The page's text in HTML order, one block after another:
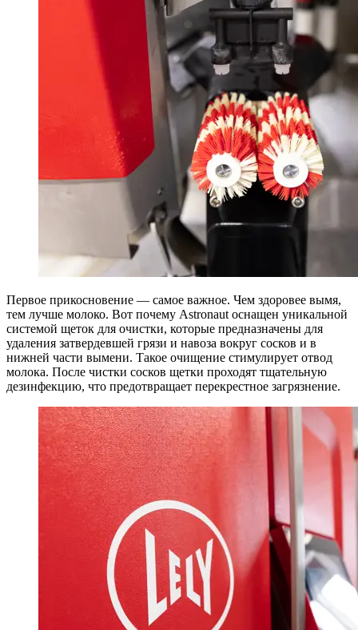
Первое прикосновение — самое важное. Чем здоровее вымя,
тем лучше молоко. Вот почему Astronaut оснащен уникальной
системой щеток для очистки, которые предназначены для
удаления затвердевшей грязи и навоза вокруг сосков и в
нижней части вымени. Такое очищение стимулирует отвод
молока. После чистки сосков щетки проходят тщательную
дезинфекцию, что предотвращает перекрестное загрязнение.